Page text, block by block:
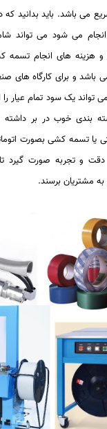
می باشد. باید بدانید
می شود می تواند
های انجام تسمه
باشد و برای کارگاه های
تواند یک سود تمام عیار
بندی خوب در بر
تسمه کشی بصورت
دقت و تجربه صورت گیرد تا
مشتریان برسند.